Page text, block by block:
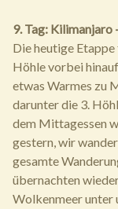
9. Tag:
Die heutige
Höhle vorbei
etwas Warmes zu
darunter die 3.
dem Mittagessen
gestern, wir
gesamte
übernachten
Wolkenmeer unter